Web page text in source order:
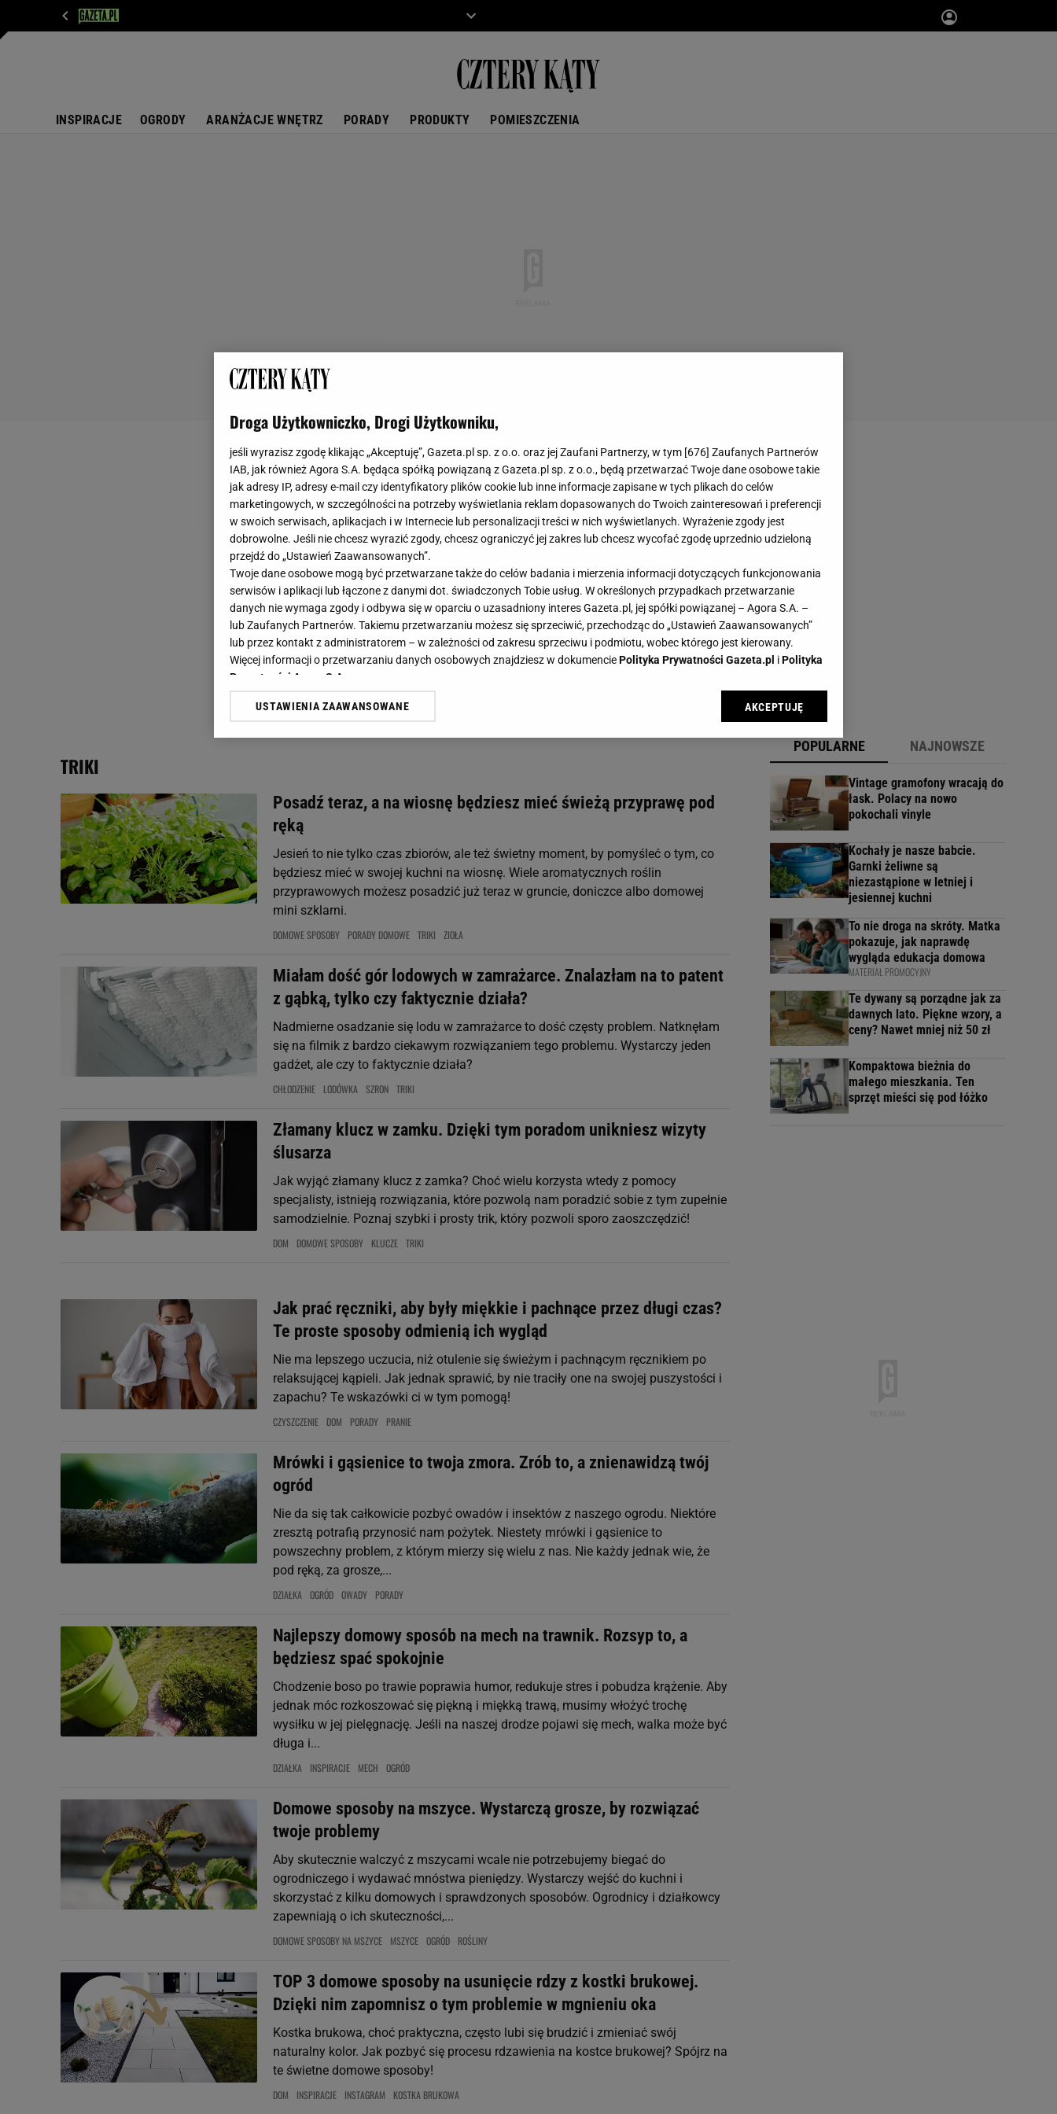
INSPIRACJE OGRODY ARANŻACJE WNĘTRZ PORADY PRODUKTY POMIESZCZENIA
TRIKI
Posadź teraz, a na wiosnę będziesz mieć świeżą przyprawę pod
ręką
Jesień to nie tylko czas zbiorów, ale też świetny moment, by pomyśleć o tym, co
będziesz mieć w swojej kuchni na wiosnę. Wiele aromatycznych roślin
przyprawowych możesz posadzić już teraz w gruncie, doniczce albo domowej
mini szklarni.
DOMOWE SPOSOBY PORADY DOMOWE TRIKI ZIOŁA
Miałam dość gór lodowych w zamrażarce. Znalazłam na to patent
z gąbką, tylko czy faktycznie działa?
Nadmierne osadzanie się lodu w zamrażarce to dość częsty problem. Natknęłam
się na filmik z bardzo ciekawym rozwiązaniem tego problemu. Wystarczy jeden
gadżet, ale czy to faktycznie działa?
CHŁODZENIE LODÓWKA SZRON TRIKI
Złamany klucz w zamku. Dzięki tym poradom unikniesz wizyty
ślusarza
Jak wyjąć złamany klucz z zamka? Choć wielu korzysta wtedy z pomocy
specjalisty, istnieją rozwiązania, które pozwolą nam poradzić sobie z tym zupełnie
samodzielnie. Poznaj szybki i prosty trik, który pozwoli sporo zaoszczędzić!
DOM DOMOWE SPOSOBY KLUCZE TRIKI
Jak prać ręczniki, aby były miękkie i pachnące przez długi czas?
Te proste sposoby odmienią ich wygląd
Nie ma lepszego uczucia, niż otulenie się świeżym i pachnącym ręcznikiem po
relaksującej kąpieli. Jak jednak sprawić, by nie traciły one na swojej puszystości i
zapachu? Te wskazówki ci w tym pomogą!
CZYSZCZENIE DOM PORADY PRANIE
Mrówki i gąsienice to twoja zmora. Zrób to, a znienawidzą twój
ogród
Nie da się tak całkowicie pozbyć owadów i insektów z naszego ogrodu. Niektóre
zresztą potrafią przynosić nam pożytek. Niestety mrówki i gąsienice to
powszechny problem, z którym mierzy się wielu z nas. Nie każdy jednak wie, że
pod ręką, za grosze,...
DZIAŁKA OGRÓD OWADY PORADY
Najlepszy domowy sposób na mech na trawnik. Rozsyp to, a
będziesz spać spokojnie
Chodzenie boso po trawie poprawia humor, redukuje stres i pobudza krążenie. Aby
jednak móc rozkoszować się piękną i miękką trawą, musimy włożyć trochę
wysiłku w jej pielęgnację. Jeśli na naszej drodze pojawi się mech, walka może być
długa i...
DZIAŁKA INSPIRACJE MECH OGRÓD
Domowe sposoby na mszyce. Wystarczą grosze, by rozwiązać
twoje problemy
Aby skutecznie walczyć z mszycami wcale nie potrzebujemy biegać do
ogrodniczego i wydawać mnóstwa pieniędzy. Wystarczy wejść do kuchni i
skorzystać z kilku domowych i sprawdzonych sposobów. Ogrodnicy i działkowcy
zapewniają o ich skuteczności,...
DOMOWE SPOSOBY NA MSZYCE MSZYCE OGRÓD ROŚLINY
TOP 3 domowe sposoby na usunięcie rdzy z kostki brukowej.
Dzięki nim zapomnisz o tym problemie w mgnieniu oka
Kostka brukowa, choć praktyczna, często lubi się brudzić i zmieniać swój
naturalny kolor. Jak pozbyć się procesu rdzawienia na kostce brukowej? Spójrz na
te świetne domowe sposoby!
DOM INSPIRACJE INSTAGRAM KOSTKA BRUKOWA
POPULARNE NAJNOWSZE
Vintage gramofony wracają do
łask. Polacy na nowo
pokochali vinyle
Kochały je nasze babcie.
Garnki żeliwne są
niezastąpione w letniej i
jesiennej kuchni
To nie droga na skróty. Matka
pokazuje, jak naprawdę
wygląda edukacja domowa
MATERIAŁ PROMOCYJNY
Te dywany są porządne jak za
dawnych lato. Piękne wzory, a
ceny? Nawet mniej niż 50 zł
Kompaktowa bieżnia do
małego mieszkania. Ten
sprzęt mieści się pod łóżko
Droga Użytkowniczko, Drogi Użytkowniku,
jeśli wyrazisz zgodę klikając „Akceptuję”, Gazeta.pl sp. z o.o. oraz jej Zaufani Partnerzy, w tym [676] Zaufanych Partnerów
IAB, jak również Agora S.A. będąca spółką powiązaną z Gazeta.pl sp. z o.o., będą przetwarzać Twoje dane osobowe takie
jak adresy IP, adresy e-mail czy identyfikatory plików cookie lub inne informacje zapisane w tych plikach do celów
marketingowych, w szczególności na potrzeby wyświetlania reklam dopasowanych do Twoich zainteresowań i preferencji
w swoich serwisach, aplikacjach i w Internecie lub personalizacji treści w nich wyświetlanych. Wyrażenie zgody jest
dobrowolne. Jeśli nie chcesz wyrazić zgody, chcesz ograniczyć jej zakres lub chcesz wycofać zgodę uprzednio udzieloną
przejdź do „Ustawień Zaawansowanych”.
Twoje dane osobowe mogą być przetwarzane także do celów badania i mierzenia informacji dotyczących funkcjonowania
serwisów i aplikacji lub łączone z danymi dot. świadczonych Tobie usług. W określonych przypadkach przetwarzanie
danych nie wymaga zgody i odbywa się w oparciu o uzasadniony interes Gazeta.pl, jej spółki powiązanej – Agora S.A. –
lub Zaufanych Partnerów. Takiemu przetwarzaniu możesz się sprzeciwić, przechodząc do „Ustawień Zaawansowanych”
lub przez kontakt z administratorem – w zależności od zakresu sprzeciwu i podmiotu, wobec którego jest kierowany.
Więcej informacji o przetwarzaniu danych osobowych znajdziesz w dokumenciePolityka Prywatności Gazeta.pl iPolityka
Prywatności Agora S.A.
Klikając „Akceptuję” wyrażasz też zgodę na zainstalowanie i przechowywanie plików cookie Gazeta.pl sp. z o.o., jej
dotyczące plików cookie, wywołując narzędzie do zarządzania twoimi preferencjami dot. przetwarzania danych poprzez
odnośnik „Ustawienia prywatności ” w stopce serwisu i przechodząc do „Ustawień Zaawansowanych”. Zmiana ustawień
My, nasi Zaufani Partnerzy i Agora S.A. możemy przetwarzać dane osobowe w następujących celach:
Użycie dokładnych danych geolokalizacyjnych. Aktywne skanowanie charakterystyki urządzenia do celów identyfikacji.
Przechowywanie informacji na urządzeniu lub dostęp do nich. Spersonalizowane reklamy i treści, pomiar reklam i treści,
badnie odbiorców i ulepszanie usług.
Lista Zaufanych Partnerów
USTAWIENIA ZAAWANSOWANE AKCEPTUJĘ